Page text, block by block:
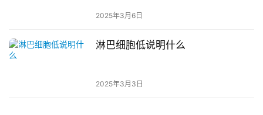
2025年3月6日
淋巴细胞低说明什么
2025年3月3日